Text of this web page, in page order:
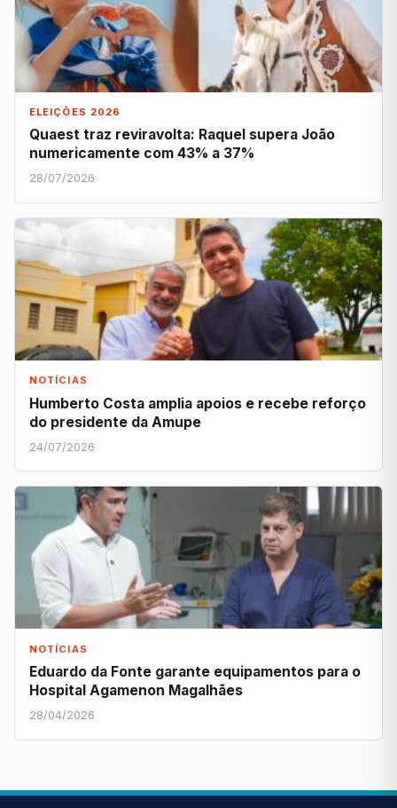
ELEIÇÕES 2026
Quaest traz reviravolta: Raquel supera João
numericamente com 43% a 37%
28/07/2026
NOTÍCIAS
Humberto Costa amplia apoios e recebe reforço
do presidente da Amupe
24/07/2026
NOTÍCIAS
Eduardo da Fonte garante equipamentos para o
Hospital Agamenon Magalhães
28/04/2026